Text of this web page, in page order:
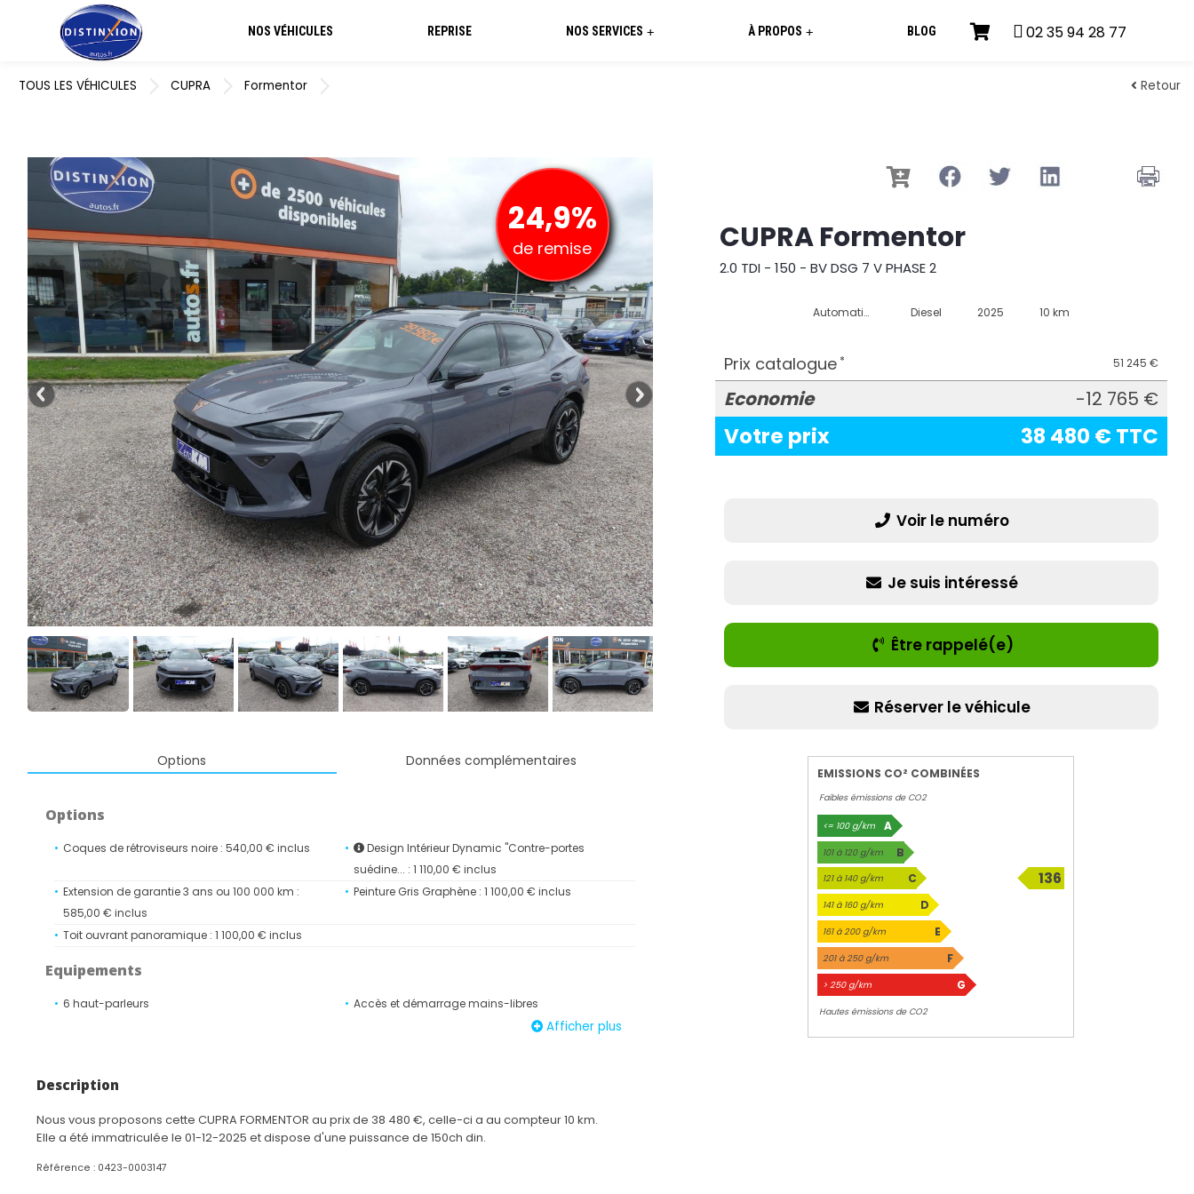
NOS VÉHICULES REPRISE +
NOS SERVICES +
À PROPOS BLOG 02 35 94 28 77
TOUS LES VÉHICULES CUPRA Formentor Retour
24,9%
de remise
Options Données complémentaires
Options
Coques de rétroviseurs noire : 540,00 € inclus
Design Intérieur Dynamic "Contre-portes
suédine... : 1 110,00 € inclus
Extension de garantie 3 ans ou 100 000 km :
585,00 € inclus
Peinture Gris Graphène : 1 100,00 € inclus
Toit ouvrant panoramique : 1 100,00 € inclus
Equipements
6 haut-parleurs
Accès et démarrage mains-libres
Accoudoir central réglable en profondeur et en
Airbags latéraux et rideaux
Bandeau arrière "Infinite Light" intégrant le logo
CUPRA lumineux, avec signature lumineuse Tri-
Banquette arrière rabattable 2/3 - 1/3 avec trappe
à skis
Afficher plus
Description
Nous vous proposons cette CUPRA FORMENTOR au prix de 38 480 €, celle-ci a au compteur 10 km.
Elle a été immatriculée le 01-12-2025 et dispose d'une puissance de 150ch din.
Référence : 0423-0003147
CUPRA Formentor
2.0 TDI - 150 - BV DSG 7 V PHASE 2
Automatique Diesel 2025 10 km
Prix catalogue* 51 245 €
Economie -12 765 €
Votre prix 38 480 € TTC
Voir le numéro
Je suis intéressé
Être rappelé(e)
Réserver le véhicule
EMISSIONS CO² COMBINÉES
Faibles émissions de CO2
<= 100 g/km A
101 à 120 g/km B
121 à 140 g/km C
136
141 à 160 g/km D
161 à 200 g/km E
201 à 250 g/km F
> 250 g/km G
Hautes émissions de CO2